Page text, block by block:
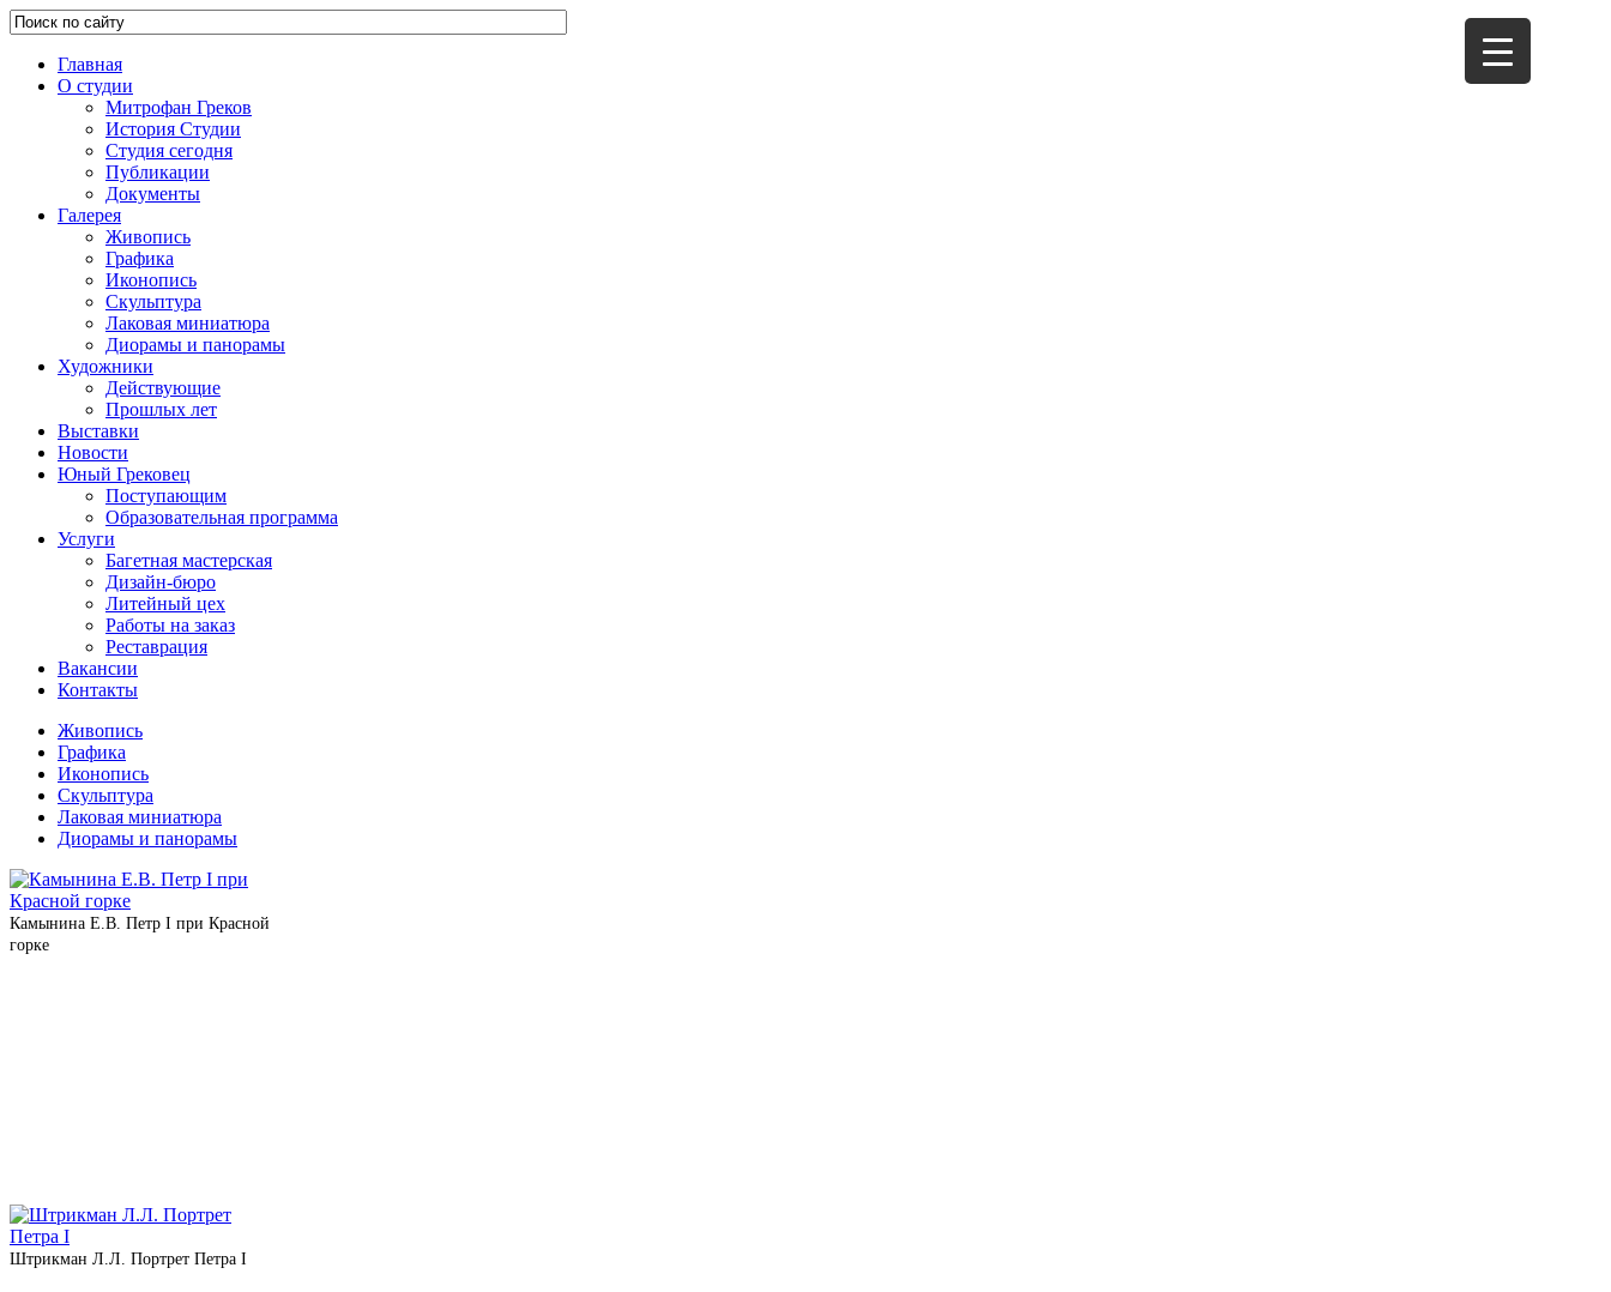
Главная
О студии
Митрофан Греков
История Студии
Студия сегодня
Публикации
Документы
Галерея
Живопись
Графика
Иконопись
Скульптура
Лаковая миниатюра
Диорамы и панорамы
Художники
Действующие
Прошлых лет
Выставки
Новости
Юный Грековец
Поступающим
Образовательная программа
Услуги
Багетная мастерская
Дизайн-бюро
Литейный цех
Работы на заказ
Реставрация
Вакансии
Контакты
Живопись
Графика
Иконопись
Скульптура
Лаковая миниатюра
Диорамы и панорамы
Камынина Е.В. Петр I при Красной
горке
Штрикман Л.Л. Портрет Петра I